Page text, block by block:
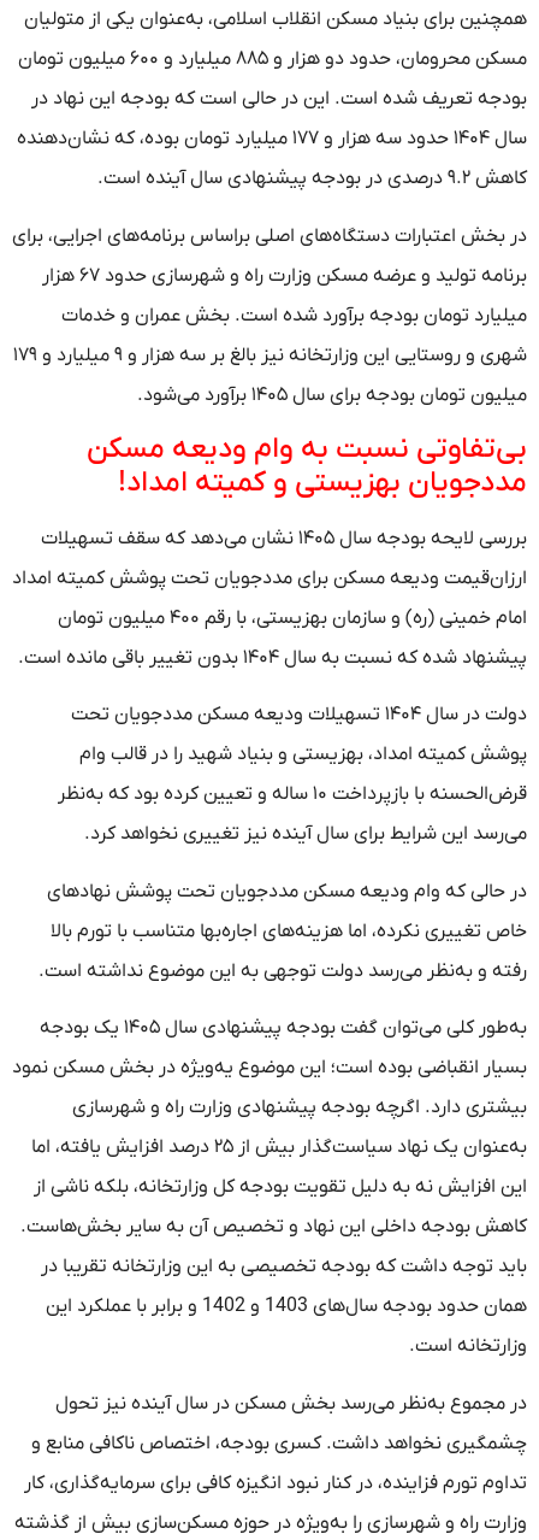
همچنین برای بنیاد مسکن انقلاب اسلامی، به‌عنوان یکی از متولیان
مسکن محرومان، حدود دو هزار و ۸۸۵ میلیارد و ۶۰۰ میلیون تومان
بودجه تعریف شده است. این در حالی است که بودجه این نهاد در
سال ۱۴۰۴ حدود سه هزار و ۱۷۷ میلیارد تومان بوده، که نشان‌دهنده
کاهش ۹.۲ درصدی در بودجه پیشنهادی سال آینده است.
در بخش اعتبارات دستگاه‌های اصلی براساس برنامه‌های اجرایی، برای
برنامه تولید و عرضه مسکن وزارت راه و شهرسازی حدود ۶۷ هزار
میلیارد تومان بودجه برآورد شده است. بخش عمران و خدمات
شهری و روستایی این وزارتخانه نیز بالغ بر سه هزار و ۹ میلیارد و ۱۷۹
میلیون تومان بودجه برای سال ۱۴۰۵ برآورد می‌شود.
بی‌تفاوتی نسبت به وام ودیعه مسکن
مددجویان بهزیستی و کمیته امداد!
بررسی لایحه بودجه سال ۱۴۰۵ نشان می‌دهد که سقف تسهیلات
ارزان‌قیمت ودیعه مسکن برای مددجویان تحت پوشش کمیته امداد
امام خمینی (ره) و سازمان بهزیستی، با رقم ۴۰۰ میلیون تومان
پیشنهاد شده که نسبت به سال ۱۴۰۴ بدون تغییر باقی مانده است.
دولت در سال ۱۴۰۴ تسهیلات ودیعه مسکن مددجویان تحت
پوشش کمیته امداد، بهزیستی و بنیاد شهید را در قالب وام
قرض‌الحسنه با بازپرداخت ۱۰ ساله و تعیین کرده بود که به‌نظر
می‌رسد این شرایط برای سال آینده نیز تغییری نخواهد کرد.
در حالی که وام ودیعه مسکن مددجویان تحت پوشش نهادهای
خاص تغییری نکرده، اما هزینه‌های اجاره‌بها متناسب با تورم بالا
رفته و به‌نظر می‌رسد دولت توجهی به این موضوع نداشته است.
به‌طور کلی می‌توان گفت بودجه پیشنهادی سال ۱۴۰۵ یک بودجه
بسیار انقباضی بوده است؛ این موضوع یه‌ویژه در بخش مسکن نمود
بیشتری دارد. اگرچه بودجه پیشنهادی وزارت راه و شهرسازی
به‌عنوان یک نهاد سیاست‌گذار بیش از ۲۵ درصد افزایش یافته، اما
این افزایش نه به دلیل تقویت بودجه کل وزارتخانه، بلکه ناشی از
کاهش بودجه داخلی این نهاد و تخصیص آن به سایر بخش‌هاست.
باید توجه داشت که بودجه تخصیصی به این وزارتخانه تقریبا در
همان حدود بودجه سال‌های 1403 و 1402 و برابر با عملکرد این
وزارتخانه است.
در مجموع به‌نظر می‌رسد بخش مسکن در سال آینده نیز تحول
چشمگیری نخواهد داشت. کسری بودجه، اختصاص ناکافی منابع و
تداوم تورم فزاینده، در کنار نبود انگیزه کافی برای سرمایه‌گذاری، کار
وزارت راه و شهرسازی را به‌ویژه در حوزه مسکن‌سازی بیش از گذشته